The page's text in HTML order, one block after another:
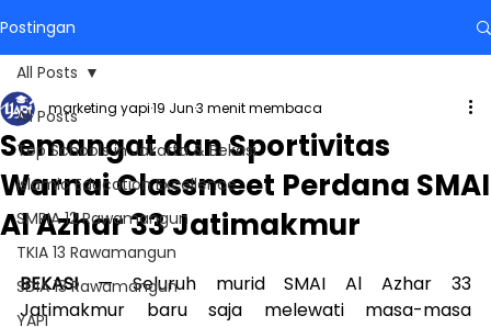
Postingan
All Posts
Top Schools in Jakarta & Bekasi
Islamic Education Excellence
SMPIA 12 Rawamangun
TKIA 13 Rawamangun
SDIA 13 Rawamangun
YAPI
All Posts
Semangat dan Sportivitas
Warnai Classmeet Perdana SMAI
Al Azhar 33 Jatimakmur
marketing yapi19 Jun3 menit membaca
BEKASI — Seluruh murid SMAI Al Azhar 33
Jatimakmur baru saja melewati masa-masa